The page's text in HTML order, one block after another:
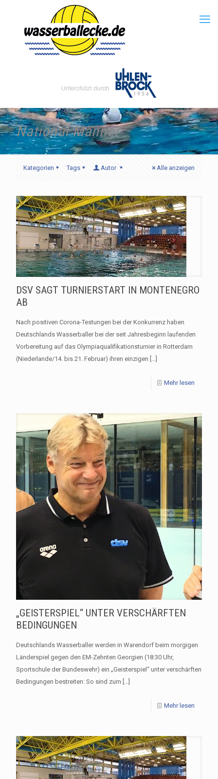
National Männer
Kategorien Tags Autor Alle anzeigen
DSV SAGT TURNIERSTART IN MONTENEGRO
AB
Nach positiven Corona-Testungen bei der Konkurrenz haben
Deutschlands Wasserballer bei der seit Jahresbeginn laufenden
Vorbereitung auf das Olympiaqualifikationsturnier in Rotterdam
(Niederlande/14. bis 21. Februar) ihren einzigen […]
Mehr lesen
„GEISTERSPIEL“ UNTER VERSCHÄRFTEN
BEDINGUNGEN
Deutschlands Wasserballer werden in Warendorf beim morgigen
Länderspiel gegen den EM-Zehnten Georgien (18:30 Uhr,
Sportschule der Bundeswehr) ein „Geisterspiel“ unter verschärften
Bedingungen bestreiten: So sind zum […]
Mehr lesen